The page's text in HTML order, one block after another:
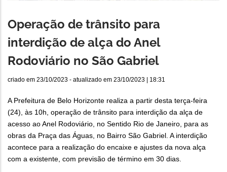
Operação de trânsito para
interdição de alça do Anel
Rodoviário no São Gabriel
criado em 23/10/2023 - atualizado em 23/10/2023 | 18:31
A Prefeitura de Belo Horizonte realiza a partir desta terça-feira
(24), às 10h, operação de trânsito para interdição da alça de
acesso ao Anel Rodoviário, no Sentido Rio de Janeiro, para as
obras da Praça das Águas, no Bairro São Gabriel. A interdição
acontece para a realização do encaixe e ajustes da nova alça
com a existente, com previsão de término em 30 dias.